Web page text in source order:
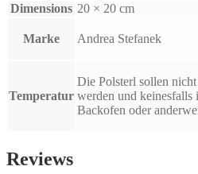
Dimensions 20 × 20 cm
Marke Andrea Stefanek
Temperatur
Die Polsterl sollen
werden und
Backofen oder
Reviews